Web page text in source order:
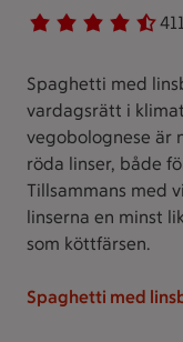
Betyg 4.5 av 5. 411
411 personer har
Spaghetti med
vardagsrätt i
vegobolognese
röda linser, både
Tillsammans med
linserna en minst
som köttfärsen.
Spaghetti med